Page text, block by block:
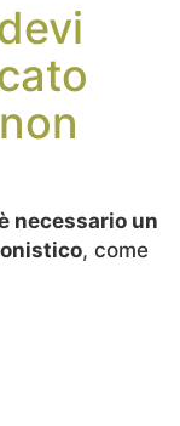
necessario un
, come